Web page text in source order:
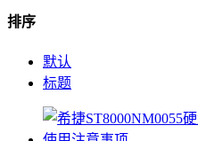
排序
默认
标题